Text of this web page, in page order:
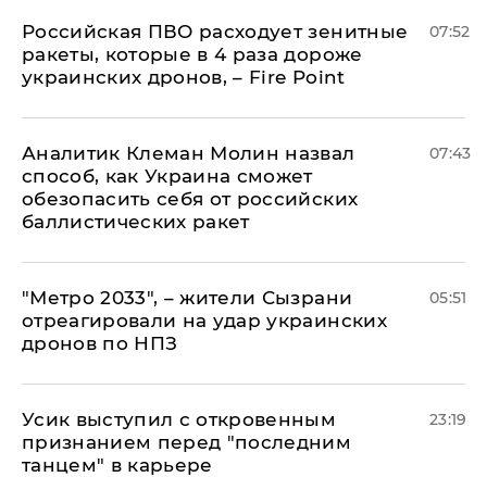
Российская ПВО расходует зенитные
ракеты, которые в 4 раза дороже
украинских дронов, – Fire Point
07:52
Аналитик Клеман Молин назвал
способ, как Украина сможет
обезопасить себя от российских
баллистических ракет
07:43
"Метро 2033", – жители Сызрани
отреагировали на удар украинских
дронов по НПЗ
05:51
Усик выступил с откровенным
признанием перед "последним
танцем" в карьере
23:19